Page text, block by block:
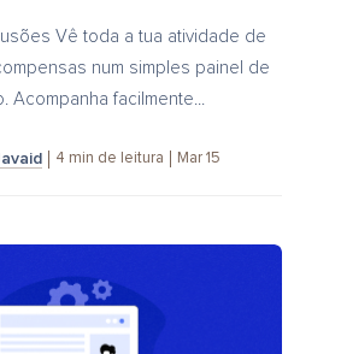
Vê toda a tua atividade de
num simples painel de
Acompanha facilmente...
4 min de leitura Mar 15